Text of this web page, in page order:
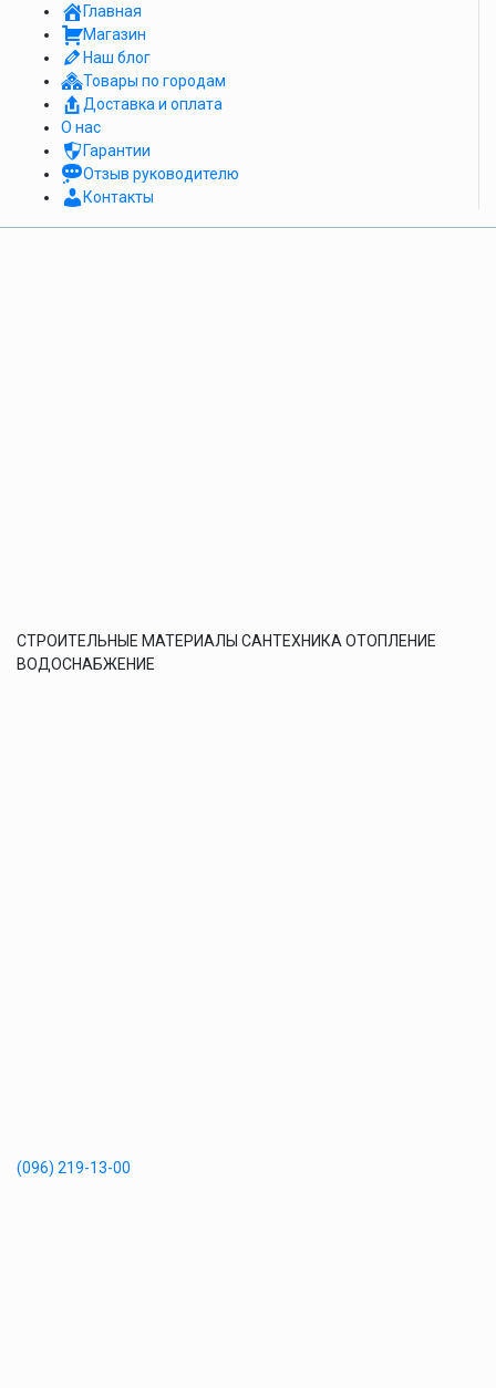
Главная
Магазин
Наш блог
Товары по городам
Доставка и оплата
О нас
Гарантии
Отзыв руководителю
Контакты
СТРОИТЕЛЬНЫЕ МАТЕРИАЛЫ САНТЕХНИКА ОТОПЛЕНИЕ
ВОДОСНАБЖЕНИЕ
(096) 219-13-00